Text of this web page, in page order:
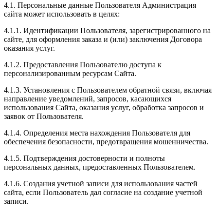
4.1. Персональные данные Пользователя Администрация
сайта может использовать в целях:
4.1.1. Идентификации Пользователя, зарегистрированного на
сайте, для оформления заказа и (или) заключения Договора
оказания услуг.
4.1.2. Предоставления Пользователю доступа к
персонализированным ресурсам Сайта.
4.1.3. Установления с Пользователем обратной связи, включая
направление уведомлений, запросов, касающихся
использования Сайта, оказания услуг, обработка запросов и
заявок от Пользователя.
4.1.4. Определения места нахождения Пользователя для
обеспечения безопасности, предотвращения мошенничества.
4.1.5. Подтверждения достоверности и полноты
персональных данных, предоставленных Пользователем.
4.1.6. Создания учетной записи для использования частей
сайта, если Пользователь дал согласие на создание учетной
записи.